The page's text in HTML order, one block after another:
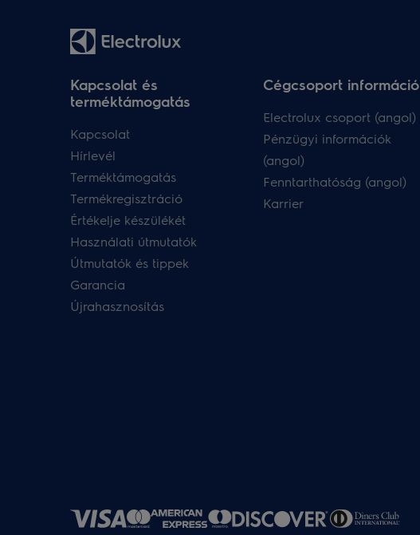
Kapcsolat és
terméktámogatás
Kapcsolat
Hírlevél
Terméktámogatás
Termékregisztráció
Értékelje készülékét
Használati útmutatók
Útmutatók és tippek
Garancia
Újrahasznosítás
Cégcsoport információ
Electrolux csoport (angol)
Pénzügyi információk
(angol)
Fenntarthatóság (angol)
Karrier